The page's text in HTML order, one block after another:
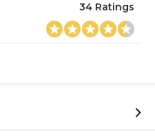
34 Ratings